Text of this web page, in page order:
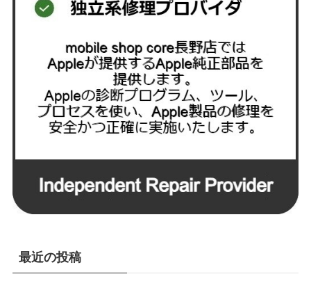
最近の投稿